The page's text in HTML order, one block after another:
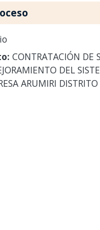
CONTRATACIÓN DE
DEL
ARUMIRI